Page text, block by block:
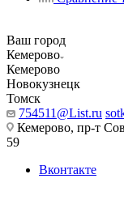
Ваш город
Кемерово
Кемерово
Новокузнецк
Томск
754511@List.ru
Кемерово, пр-т
59
Вконтакте